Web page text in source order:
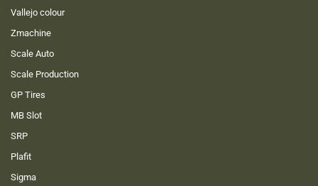
Vallejo colour
Zmachine
Scale Auto
Scale Production
GP Tires
MB Slot
SRP
Plafit
Sigma